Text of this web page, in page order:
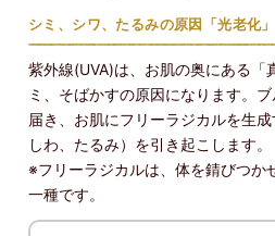
シミ、シワ、たるみの原因「光老化」
紫外線(UVA)は、お肌の奥にある「
ミ、そばかすの原因になります。
届き、お肌にフリーラジカルを生成
しわ、たるみ）を引き起こします。
※フリーラジカルは、体を錆びつか
一種です。